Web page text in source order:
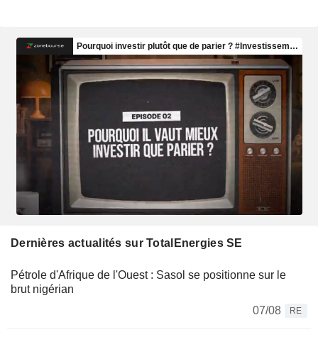
Dernières actualités sur TotalEnergies SE
Pétrole d'Afrique de l'Ouest : Sasol se positionne sur le
brut nigérian
07/08
RE